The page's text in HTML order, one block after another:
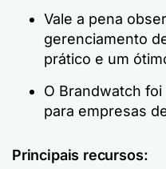
Vale a pena
gerenciamento
prático e um
O Brandwatch
para empresas
Principais recursos: